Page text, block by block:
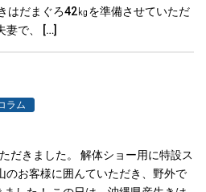
はだまぐろ42㎏を準備させていただ
妻で、 […]
ラム
だきました。 解体ショー用に特設ス
のお客様に囲んていただき、野外で